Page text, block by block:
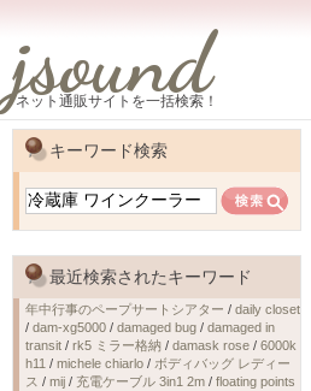
jsound
ネット通販サイトを一括検索！
キーワード検索
最近検索されたキーワード
年中行事のペープサートシアター / daily closet
/ dam-xg5000 / damaged bug / damaged in
transit / rk5 ミラー格納 / damask rose / 6000k
h11 / michele chiarlo / ボディバッグ レディー
ス / mij / 充電ケーブル 3in1 2m / floating points